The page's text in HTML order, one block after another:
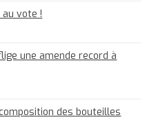
au vote !
une amende record à
des bouteilles